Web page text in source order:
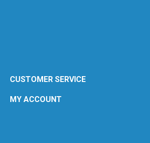
CUSTOMER SERVICE
MY ACCOUNT